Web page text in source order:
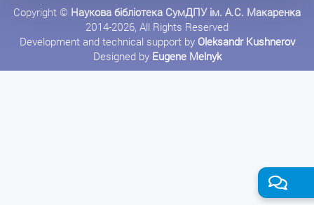
Copyright © Наукова бібліотека СумДПУ ім. А.С. Макаренка
2014-2026, All Rights Reserved
Development and technical support by Oleksandr Kushnerov
Designed by Eugene Melnyk